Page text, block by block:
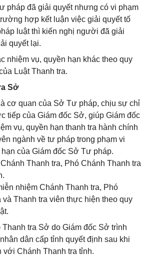
pháp đã giải quyết nhưng có vi phạm
hợp kết luận việc giải quyết tố
luật thì kiến nghị người đã giải
quyết lại.
nhiệm vụ, quyền hạn khác theo quy
Luật Thanh tra.
Sở
cơ quan của Sở Tư pháp, chịu sự chỉ
tiếp của Giám đốc Sở, giúp Giám đốc
vụ, quyền hạn thanh tra hành chính
ngành về tư pháp trong phạm vi
của Giám đốc Sở Tư pháp.
Thanh tra, Phó Chánh Thanh tra
nhiệm Chánh Thanh tra, Phó
và Thanh tra viên thực hiện theo quy
Thanh tra Sở do Giám đốc Sở trình
dân cấp tỉnh quyết định sau khi
với Chánh Thanh tra tỉnh.